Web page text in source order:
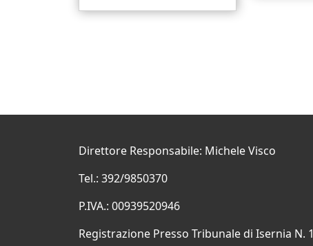
Direttore Responsabile: Michele Visco
Tel.: 392/9850370
P.IVA.: 00939520946
Registrazione Presso Tribunale di Isernia N. 1